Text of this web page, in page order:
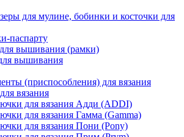
для мулине, бобинки и косточки для
паспарту
вышивания (рамки)
вышивания
(приспособления) для вязания
вязания
для вязания Адди (ADDI)
для вязания Гамма (Gamma)
для вязания Пони (Pony)